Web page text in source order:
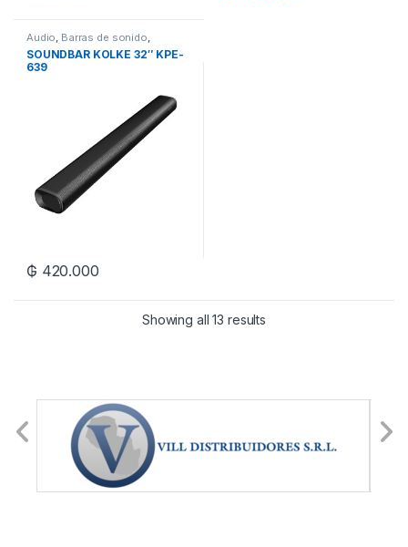
Audio Barras de sonido
Electrónica
SOUNDBAR KOLKE 32″ KPE-
639
₲ 420.000
Showing all 13 results